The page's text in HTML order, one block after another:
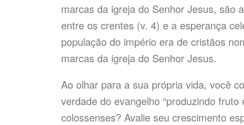
marcas da igreja do Senhor Jesus, são
entre os crentes (v. 4) e a esperança
população do império era de cristãos
marcas da igreja do Senhor Jesus.
Ao olhar para a sua própria vida, você
verdade do evangelho “produzindo
colossenses? Avalie seu crescimento